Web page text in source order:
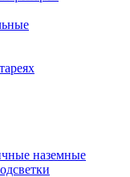
наземные